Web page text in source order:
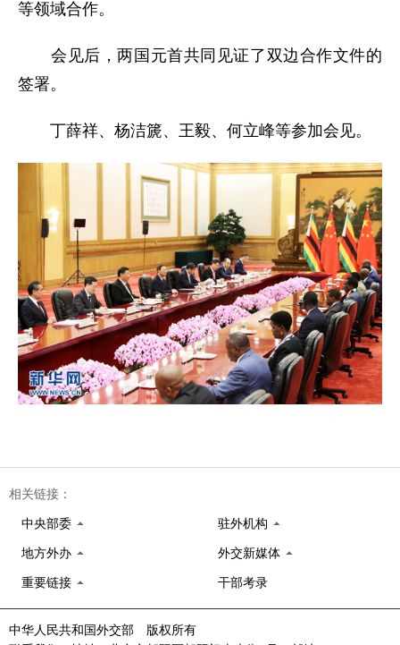
等领域合作。
会见后，两国元首共同见证了双边合作文件的
签署。
丁薛祥、杨洁篪、王毅、何立峰等参加会见。
相关链接：
中央部委 驻外机构
地方外办 外交新媒体
重要链接 干部考录
中华人民共和国外交部 版权所有